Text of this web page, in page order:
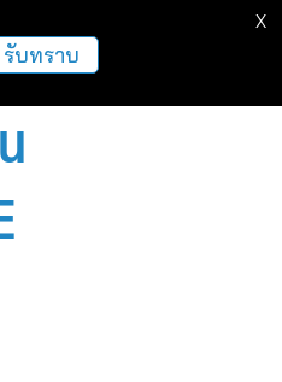
ชาสัมพันธ์
รับทราบ
X